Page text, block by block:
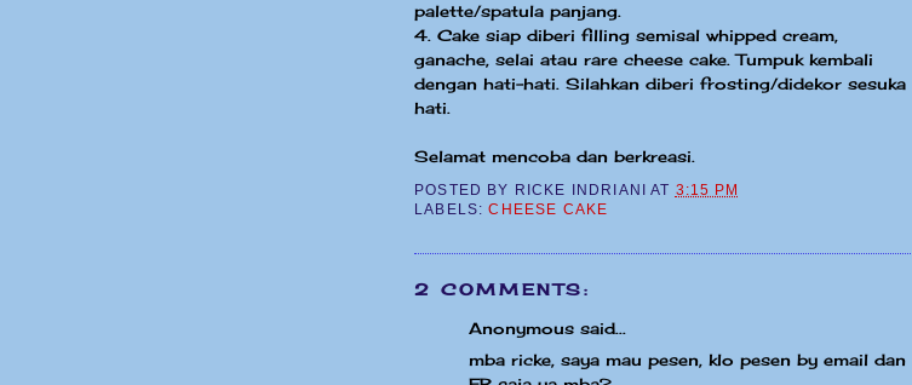
palette/spatula panjang.
4. Cake siap diberi filling semisal whipped cream,
ganache, selai atau rare cheese cake. Tumpuk kembali
dengan hati-hati. Silahkan diberi frosting/didekor sesuka
hati.
Selamat mencoba dan berkreasi.
POSTED BY RICKE INDRIANI AT 3:15 PM
LABELS:CHEESE CAKE
2 COMMENTS:
Anonymous said...
mba ricke, saya mau pesen, klo pesen by email dan